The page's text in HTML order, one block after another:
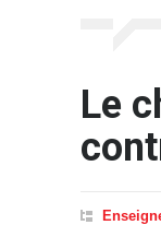
Le